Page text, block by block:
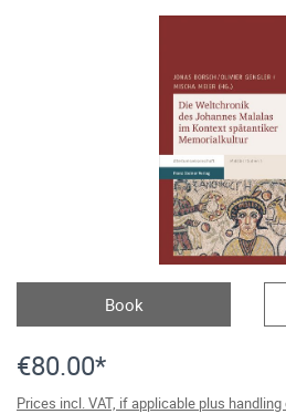
Book
€80.00*
Prices incl. VAT, if applicable plus